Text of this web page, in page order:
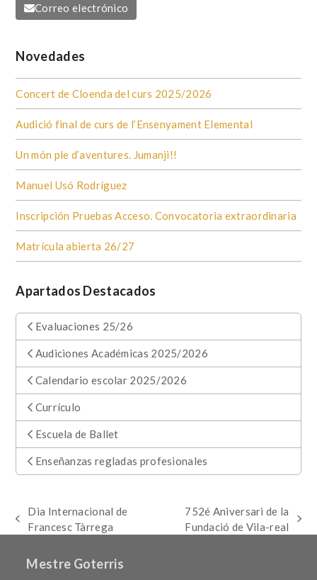
Correo electrónico
Novedades
Concert de Cloenda del curs 2025/2026
Audició final de curs de l’Ensenyament Elemental
Un món ple d’aventures. Jumanji!!
Manuel Usó Rodríguez
Inscripción Pruebas Acceso. Convocatoria extraordinaria
Matrícula abierta 26/27
Apartados Destacados
Evaluaciones 25/26
Audiciones Académicas 2025/2026
Calendario escolar 2025/2026
Currículo
Escuela de Ballet
Enseñanzas regladas profesionales
previous
Dia Internacional de
Francesc Tàrrega
752é Aniversari de la
Fundació de Vila-real
Mestre Goterris